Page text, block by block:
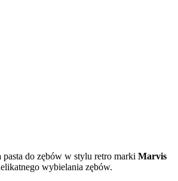
pasta do zębów w stylu retro marki Marvis
wybielania zębów.